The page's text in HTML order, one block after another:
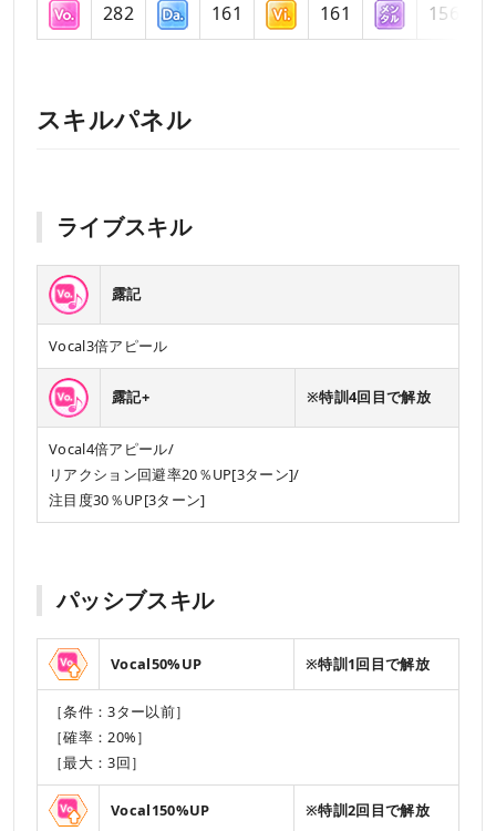
282 161 161 156
スキルパネル
ライブスキル
露記
Vocal3倍アピール
露記+ ※特訓4回目で解放
Vocal4倍アピール/
リアクション回避率20％UP[3ターン]/
注目度30％UP[3ターン]
パッシブスキル
Vocal50%UP ※特訓1回目で解放
［条件：3ター以前］
［確率：20%］
［最大：3回］
Vocal150%UP ※特訓2回目で解放